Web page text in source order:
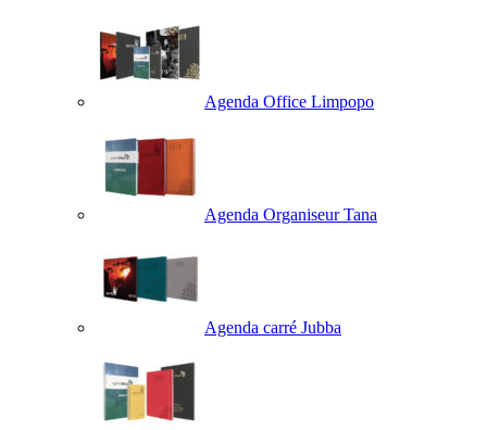
Agenda Office Limpopo
Agenda Organiseur Tana
Agenda carré Jubba